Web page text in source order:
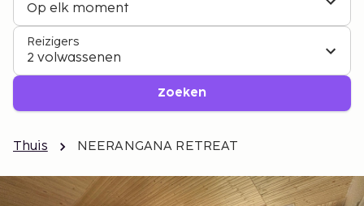
Op elk moment
Reizigers
2 volwassenen
Zoeken
Thuis NEERANGANA RETREAT